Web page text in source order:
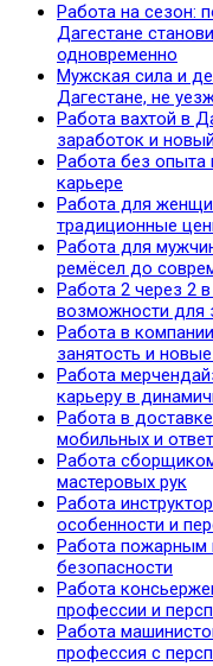
Работа на сезон:
Дагестане
одновременно
Мужская сила и
Дагестане, не
Работа вахтой в
заработок и
Работа без опыта
карьере
Работа для
традиционные
Работа для
ремёсел до
Работа 2 через 2
возможности для
Работа в
занятость и
Работа
карьеру в
Работа в
мобильных и
Работа
мастеровых рук
Работа
особенности и
Работа пожарным
безопасности
Работа
профессии и
Работа
профессия с